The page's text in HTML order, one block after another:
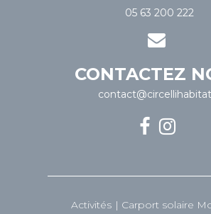
05 63 200 222
CONTACTEZ
Activités
Carport solaire